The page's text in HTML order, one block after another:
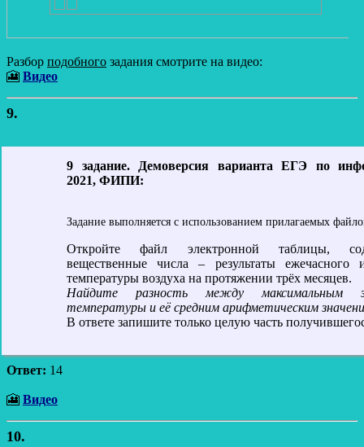
Разбор подобного задания смотрите на видео:
🎦 Видео
9.
9 задание. Демоверсия варианта ЕГЭ по
2021, ФИПИ:
Задание выполняется с использованием прилагаемых
Откройте файл электронной таблицы,
вещественные числа – результаты ежечасного
температуры воздуха на протяжении трёх месяцев.
Найдите разность между максимальным
температуры и её средним арифметическим
В ответе запишите только целую часть
Ответ: 14
🎦 Видео
10.